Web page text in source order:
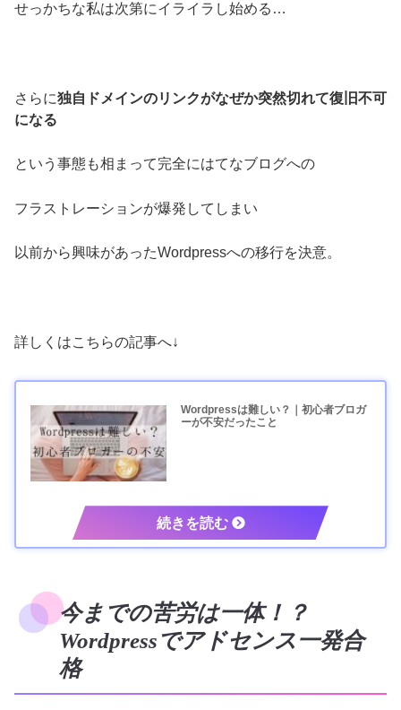
せっかちな私は次第にイライラし始める…
さらに独自ドメインのリンクがなぜか突然切れて復旧不可
になる
という事態も相まって完全にはてなブログへの
フラストレーションが爆発してしまい
以前から興味があったWordpressへの移行を決意。
詳しくはこちらの記事へ↓
Wordpressは難しい？｜初心者ブロガ
ーが不安だったこと
今までの苦労は一体！？
Wordpressでアドセンス一発合
格